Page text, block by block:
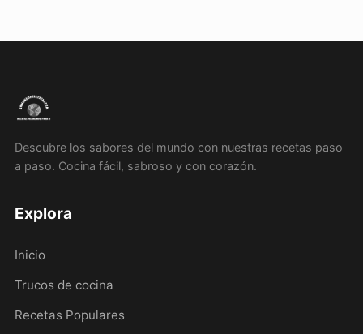
Descubre los sabores del mundo con nuestras recetas paso
a paso. Cocina fácil, sabroso y con corazón.
Explora
Inicio
Trucos de cocina
Recetas Populares